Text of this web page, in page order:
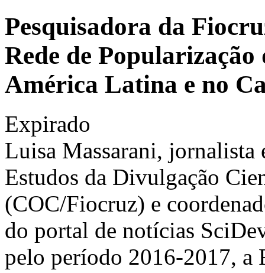
Pesquisadora da
Rede de
América Latina e no
Expirado
Luisa Massarani, jornalista
Estudos da Divulgação
(COC/Fiocruz) e
do portal de notícias
pelo período 2016-2017, a